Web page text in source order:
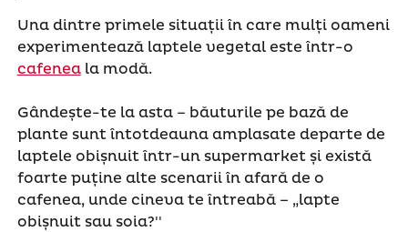
Una dintre primele situații în care mulți oameni
experimentează laptele vegetal este într-o
cafeneala modă.
Gândește-te la asta – băuturile pe bază de
plante sunt întotdeauna amplasate departe de
laptele obișnuit într-un supermarket și există
foarte puține alte scenarii în afară de o
cafenea, unde cineva te întreabă – „lapte
obișnuit sau soia?''